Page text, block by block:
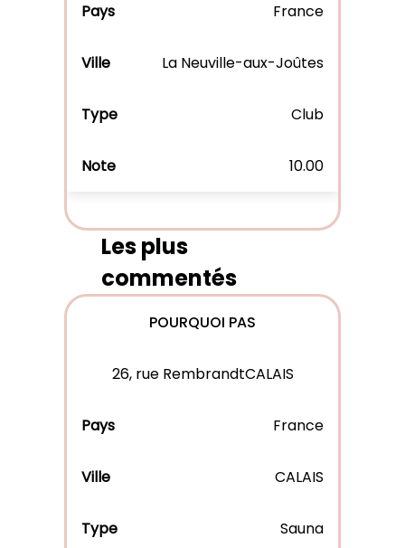
France
La Neuville-aux-Joûtes
Club
10.00
Les plus
commentés
POURQUOI PAS
26, rue RembrandtCALAIS
France
CALAIS
Sauna